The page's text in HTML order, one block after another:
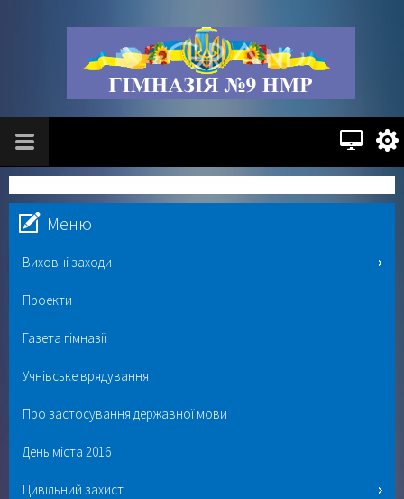
Меню
Виховні заходи
Проекти
Газета гімназії
Учнівське врядування
Про застосування державної мови
День міста 2016
Цивільний захист